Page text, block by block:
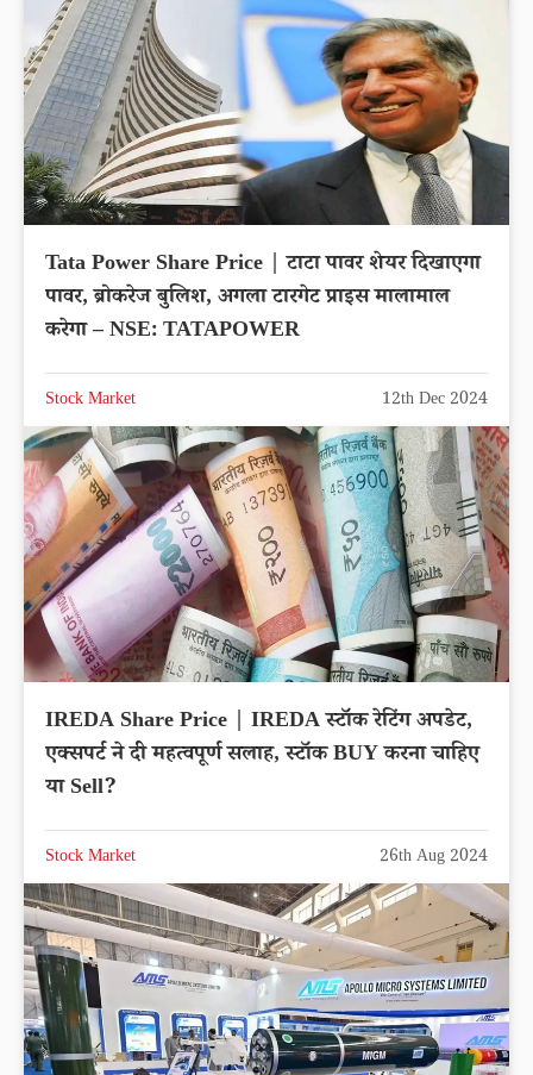
Tata Power Share Price | टाटा पावर शेयर दिखाएगा
पावर, ब्रोकरेज बुलिश, अगला टारगेट प्राइस मालामाल
करेगा – NSE: TATAPOWER
Stock Market 12th Dec 2024
IREDA Share Price | IREDA स्टॉक रेटिंग अपडेट,
एक्सपर्ट ने दी महत्वपूर्ण सलाह, स्टॉक BUY करना चाहिए
या Sell?
Stock Market 26th Aug 2024